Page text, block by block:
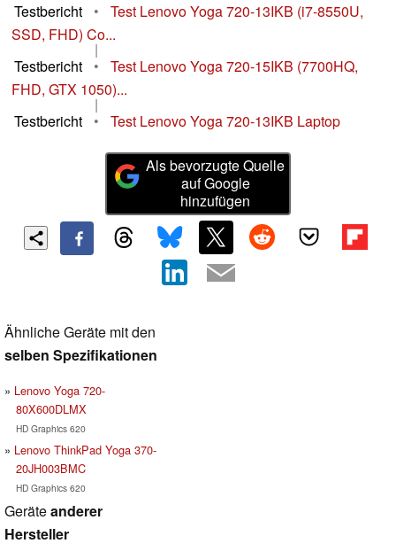
Testbericht
•
Test Lenovo Yoga 720-13IKB (i7-8550U,
SSD, FHD) Co...
|
Testbericht
•
Test Lenovo Yoga 720-15IKB (7700HQ,
FHD, GTX 1050)...
|
Testbericht
• Test Lenovo Yoga 720-13IKB Laptop
Als bevorzugte Quelle
auf Google
hinzufügen
Ähnliche Geräte mit den
selben Spezifikationen
Lenovo Yoga 720-
80X600DLMX
HD Graphics 620
Lenovo ThinkPad Yoga 370-
20JH003BMC
HD Graphics 620
Geräteanderer
Hersteller